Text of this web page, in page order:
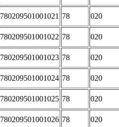
780209501001021 78 020
780209501001022 78 020
780209501001023 78 020
780209501001024 78 020
780209501001025 78 020
780209501001026 78 020